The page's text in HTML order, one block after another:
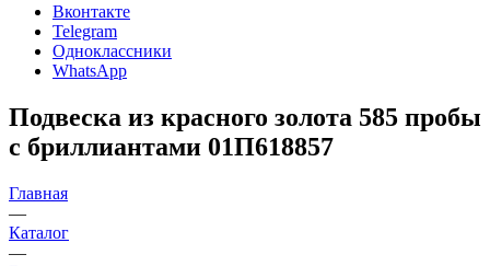
Вконтакте
Telegram
Одноклассники
WhatsApp
Подвеска из красного золота 585 пробы
с бриллиантами 01П618857
Главная
—
Каталог
—